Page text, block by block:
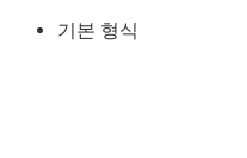
기본 형식